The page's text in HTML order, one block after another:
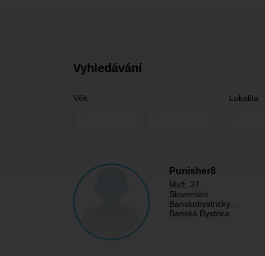
Vyhledávání
Věk Lokalita
Punisher8
Muž , 37
Slovensko
Banskobystrický…
Banská Bystrica